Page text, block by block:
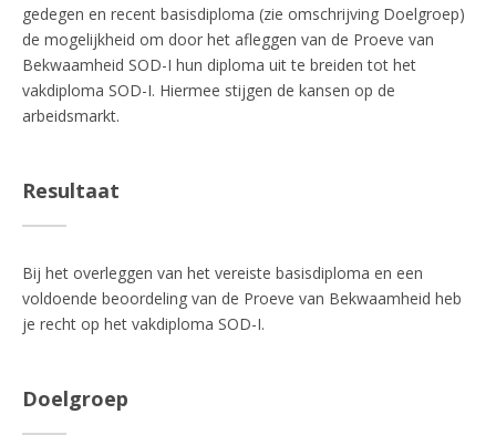
gedegen en recent basisdiploma (zie omschrijving Doelgroep)
de mogelijkheid om door het afleggen van de Proeve van
Bekwaamheid SOD-I hun diploma uit te breiden tot het
vakdiploma SOD-I. Hiermee stijgen de kansen op de
arbeidsmarkt.
Resultaat
Bij het overleggen van het vereiste basisdiploma en een
voldoende beoordeling van de Proeve van Bekwaamheid heb
je recht op het vakdiploma SOD-I.
Doelgroep